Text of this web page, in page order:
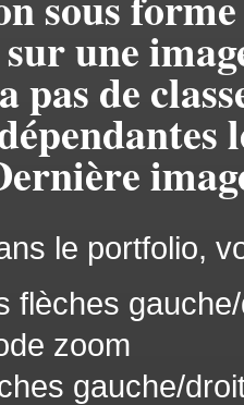
une
pas de
le portfolio,
flèches
zoom
gauche/